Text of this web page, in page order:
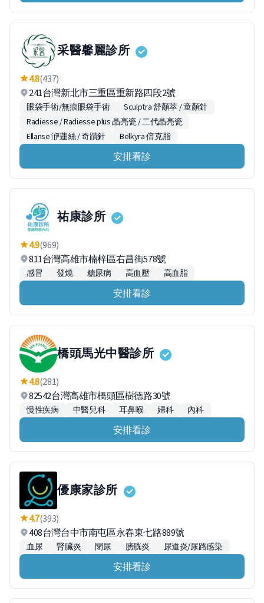
采醫馨麗診所
4.8(437)
241台灣新北市三重區重新路四段2號
眼袋手術/無痕眼袋手術
Sculptra 舒顏萃 / 童顏針
Radiesse / Radiesse plus 晶亮瓷 / 二代晶亮瓷
Ellanse 洢蓮絲 / 奇蹟針
Belkyra 倍克脂
安排看診
祐康診所
4.9(969)
811台灣高雄市楠梓區右昌街578號
感冒 發燒 糖尿病 高血壓 高血脂
安排看診
橋頭馬光中醫診所
4.8(281)
82542台灣高雄市橋頭區樹德路30號
慢性疾病 中醫兒科 耳鼻喉 婦科 內科
安排看診
優康家診所
4.7(393)
408台灣台中市南屯區永春東七路889號
血尿 腎臟炎 閉尿 膀胱炎 尿道炎/尿路感染
安排看診